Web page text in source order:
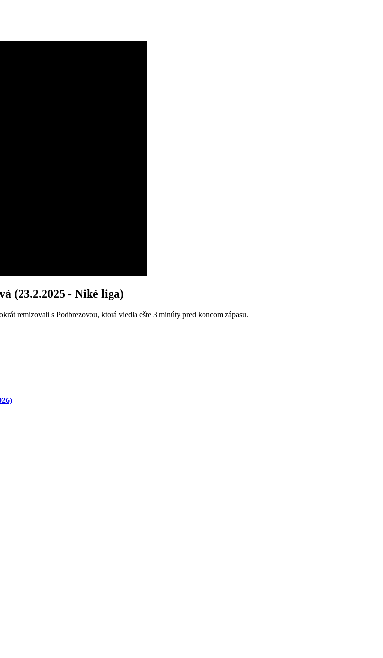
(23.2.2025 - Niké liga)
remizovali s Podbrezovou, ktorá viedla ešte 3 minúty pred koncom zápasu.